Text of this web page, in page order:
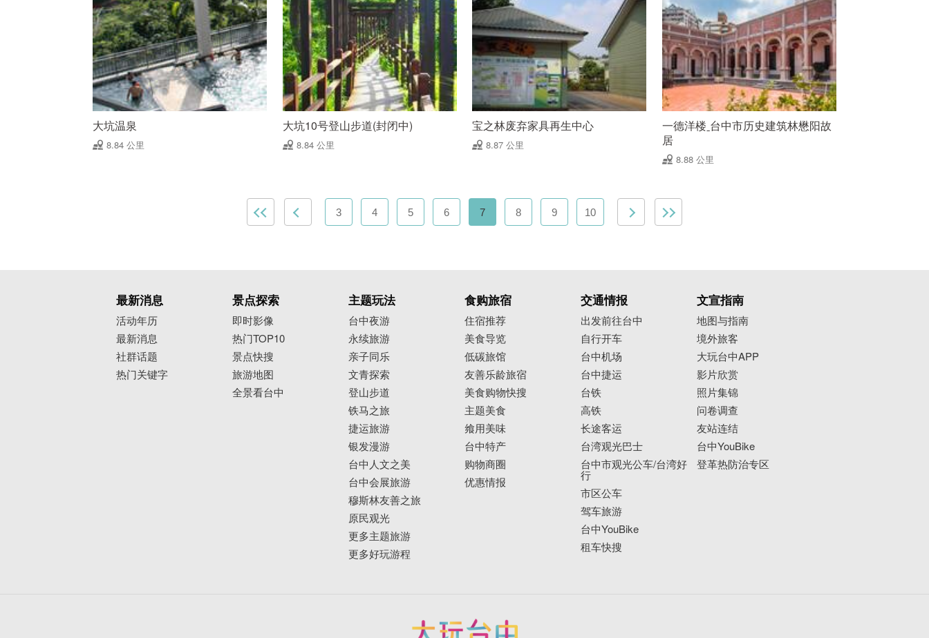
大坑温泉
8.84 公里
大坑10号登山步道(封闭中)
8.84 公里
宝之林废弃家具再生中心
8.87 公里
一德洋楼ˍ台中市历史建筑林懋阳故
居
8.88 公里
3 4 5 6 7 8 9 10
最新消息
活动年历
最新消息
社群话题
热门关键字
景点探索
即时影像
热门TOP10
景点快搜
旅游地图
全景看台中
主题玩法
台中夜游
永续旅游
亲子同乐
文青探索
登山步道
铁马之旅
捷运旅游
银发漫游
台中人文之美
台中会展旅游
穆斯林友善之旅
原民观光
更多主题旅游
更多好玩游程
食购旅宿
住宿推荐
美食导览
低碳旅馆
友善乐龄旅宿
美食购物快搜
主题美食
飨用美味
台中特产
购物商圈
优惠情报
交通情报
出发前往台中
自行开车
台中机场
台中捷运
台铁
高铁
长途客运
台湾观光巴士
台中市观光公车/台湾好
行
市区公车
驾车旅游
台中YouBike
租车快搜
文宣指南
地图与指南
境外旅客
大玩台中APP
影片欣赏
照片集锦
问卷调查
友站连结
台中YouBike
登革热防治专区